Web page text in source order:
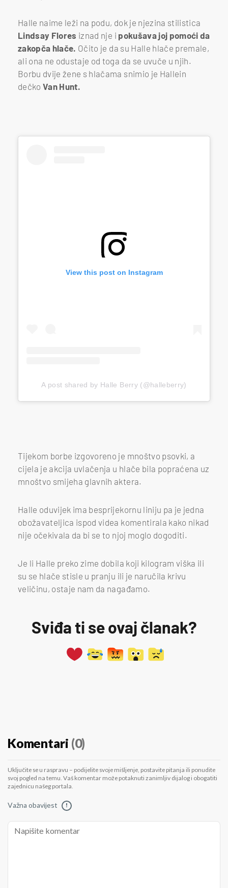
Halle naime leži na podu, dok je njezina stilistica
Lindsay Flores iznad nje i pokušava joj pomoći da
zakopča hlače. Očito je da su Halle hlače premale,
ali ona ne odustaje od toga da se uvuče u njih.
Borbu dvije žene s hlačama snimio je Hallein
dečkoVan Hunt.
View this post on Instagram
A post shared by Halle Berry (@halleberry)
Tijekom borbe izgovoreno je mnoštvo psovki, a
cijela je akcija uvlačenja u hlače bila popraćena uz
mnoštvo smijeha glavnih aktera.
Halle oduvijek ima besprijekornu liniju pa je jedna
obožavateljica ispod videa komentirala kako nikad
nije očekivala da bi se to njoj moglo dogoditi.
Je li Halle preko zime dobila koji kilogram viška ili
su se hlače stisle u pranju ili je naručila krivu
veličinu, ostaje nam da nagađamo.
Sviđa ti se ovaj članak?
Komentari (0)
Uključite se u raspravu – podijelite svoje mišljenje, postavite pitanja ili ponudite
svoj pogled na temu. Vaš komentar može potaknuti zanimljiv dijalog i obogatiti
zajednicu našeg portala.
Važna obavijest !